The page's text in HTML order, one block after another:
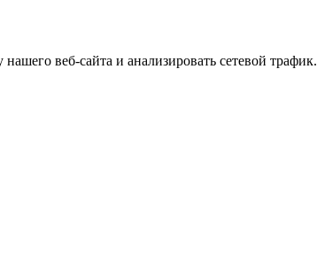
веб-сайта и анализировать сетевой трафик.